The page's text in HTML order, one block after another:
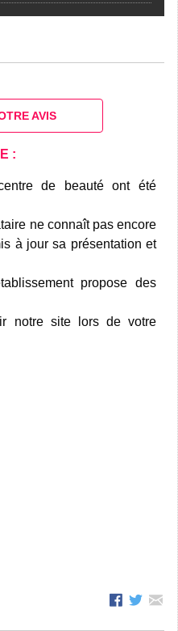
AVIS
:
de beauté ont été
ne connaît pas encore
à jour sa présentation et
propose des
notre site lors de votre